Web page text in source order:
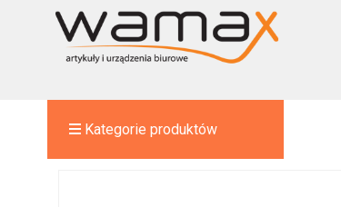
Kategorie produktów